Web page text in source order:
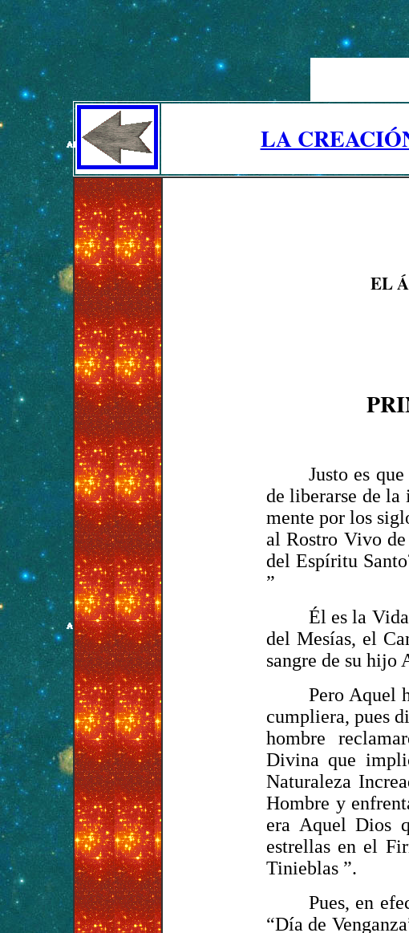
LA
EL
Justo es
de liberarse de la
mente por los
al Rostro Vivo de
del Espíritu
”
Él es la
del Mesías, el
sangre de su hijo
Pero Aquel
cumpliera, pues
hombre
Divina que
Naturaleza
Hombre y
era Aquel Dios
estrellas en el
Tinieblas ”.
Pues, en
“Día de